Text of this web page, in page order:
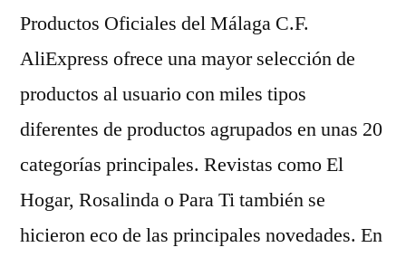
Productos Oficiales del Málaga C.F.
AliExpress ofrece una mayor selección de
productos al usuario con miles tipos
diferentes de productos agrupados en unas 20
categorías principales. Revistas como El
Hogar, Rosalinda o Para Ti también se
hicieron eco de las principales novedades. En